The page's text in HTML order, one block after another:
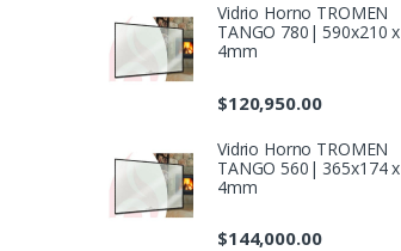
Vidrio Horno TROMEN
TANGO 780| 590x210 x
4mm
$120,950.00
Vidrio Horno TROMEN
TANGO 560| 365x174 x
4mm
$144,000.00